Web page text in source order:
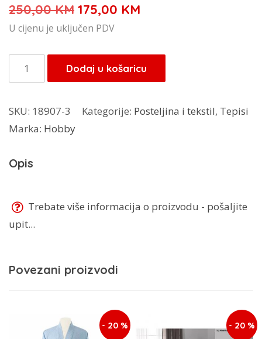
250,00KM Izvorna
cijena
je:
250,00 KM.
175,00 KM
U cijenu je uključen PDV
Tepih
Romantik
količina
Dodaj u košaricu
SKU: 18907-3 Kategorije: Posteljina i tekstil, Tepisi
Marka: Hobby
Opis
Trebate više informacija o proizvodu - pošaljite
upit...
Povezani proizvodi
- 20 % - 20 %